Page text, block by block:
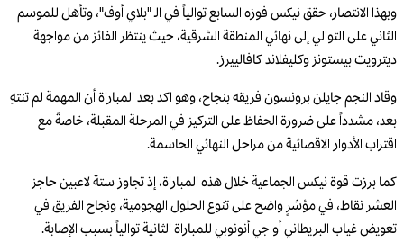
وبهذا الانتصار، حقق نيكس فوزه السابع توالياً في الـ "بلاي أوف"، وتأهل للموسم
الثاني على التوالي إلى نهائي المنطقة الشرقية، حيث ينتظر الفائز من مواجهة
ديترويت بيستونز وكليفلاند كافالييرز.
وقاد النجم جايلن برونسون فريقه بنجاح، وهو اكد بعد المباراة أن المهمة لم تنتهِ
بعد، مشدداً على ضرورة الحفاظ على التركيز في المرحلة المقبلة، خاصةً مع
اقتراب الأدوار الاقصائية من مراحل النهائي الحاسمة.
كما برزت قوة نيكس الجماعية خلال هذه المباراة، إذ تجاوز ستة لاعبين حاجز
العشر نقاط، في مؤشرٍ واضح على تنوع الحلول الهجومية، ونجاح الفريق في
تعويض غياب البريطاني أو جي أنونوبي للمباراة الثانية توالياً بسبب الإصابة.